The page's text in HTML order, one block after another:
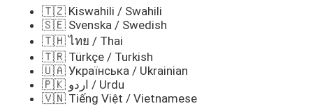
🇹🇿 Kiswahili / Swahili
🇸🇪 Svenska / Swedish
🇹🇭 ไทย / Thai
🇹🇷 Türkçe / Turkish
🇺🇦 Українська / Ukrainian
🇵🇰 اردو / Urdu
🇻🇳 Tiếng Việt / Vietnamese